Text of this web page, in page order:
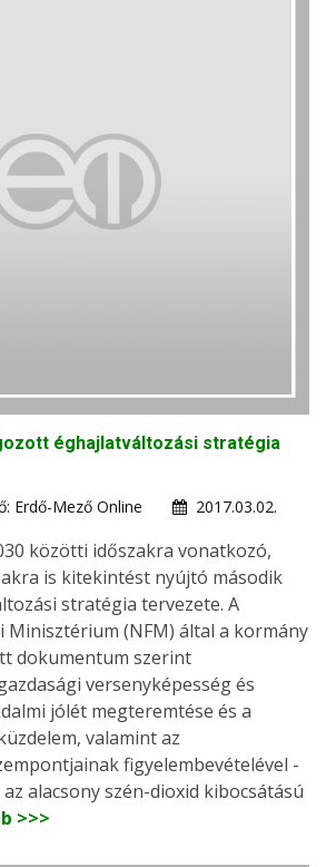
éghajlatváltozási stratégia
Erdő-Mező Online
2017.03.02.
közötti időszakra vonatkozó,
is kitekintést nyújtó második
stratégia tervezete. A
Minisztérium (NFM) által a kormány
dokumentum szerint
versenyképesség és
jólét megteremtése és a
valamint az
figyelembevételével -
alacsony szén-dioxid kibocsátású
>>>